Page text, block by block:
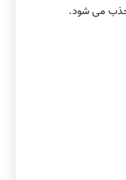
جذب می شود.